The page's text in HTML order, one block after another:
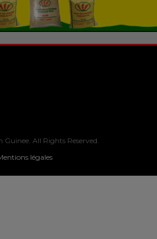
All Rights Reserved.
légales